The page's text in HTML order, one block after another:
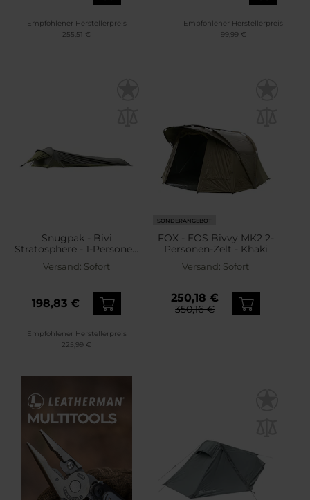
Empfohlener Herstellerpreis
255,51 €
Empfohlener Herstellerpreis
99,99 €
Snugpak - Bivi
Stratosphere - 1-Personen
Zelt - Olive
Versand: Sofort
198,83 €
Empfohlener Herstellerpreis
225,99 €
SONDERANGEBOT
FOX - EOS Bivvy MK2 2-
Personen-Zelt - Khaki
Versand: Sofort
250,18 €
350,16 €